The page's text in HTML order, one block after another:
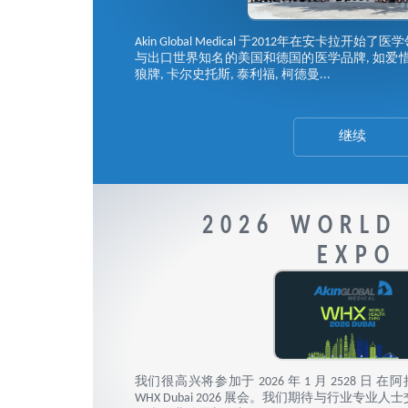
Akin Global Medical 于2012年在安卡拉开始了医
与出口世界知名的美国和德国的医学品牌, 如爱
狼牌, 卡尔史托斯, 泰利福, 柯德曼...
继续
2026 WORLD
EXPO
我们很高兴将参加于 2026 年 1 月 2528 日 在
WHX Dubai 2026 展会。我们期待与行业专业人